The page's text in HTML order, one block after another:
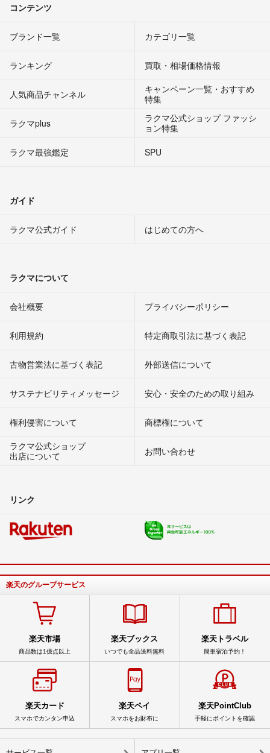
コンテンツ
ブランド一覧 カテゴリ一覧
ランキング 買取・相場価格情報
人気商品チャンネル
キャンペーン一覧・おすすめ
特集
ラクマplus
ラクマ公式ショップ ファッシ
ョン特集
ラクマ最強鑑定
SPU
ガイド
ラクマ公式ガイド はじめての方へ
ラクマについて
会社概要 プライバシーポリシー
利用規約 特定商取引法に基づく表記
古物営業法に基づく表記 外部送信について
サステナビリティメッセージ 安心・安全のための取り組み
権利侵害について
商標権について
ラクマ公式ショップ
出店について
お問い合わせ
リンク
楽天のグループサービス
楽天市場
商品数は1億点以上
楽天ブックス
いつでも全品送料無料
楽天トラベル
簡単宿泊予約！
楽天カード
スマホでカンタン申込
楽天ペイ
スマホをお財布に
楽天PointClub
手軽にポイントを確認